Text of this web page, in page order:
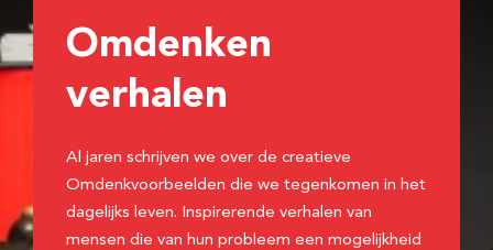
Omdenken
verhalen
Al jaren schrijven we over de creatieve
Omdenkvoorbeelden die we tegenkomen in het
dagelijks leven. Inspirerende verhalen van
mensen die van hun probleem een mogelijkheid